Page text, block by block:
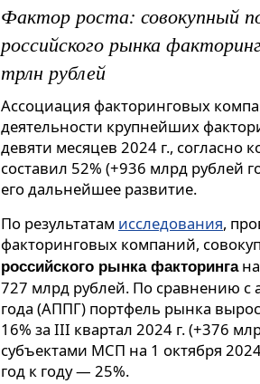
Фактор роста: совокупный
российского рынка
трлн рублей
Ассоциация факторинговых
деятельности крупнейших
девяти месяцев 2024 г., согласно
составил 52% (+936 млрд рублей
его дальнейшее развитие.
По результатам исследования,
факторинговых компаний,
российского рынка факторингана
727 млрд рублей. По сравнению
года (АППГ) портфель рынка
16% за III квартал 2024 г. (+376
субъектами МСП на 1 октября
год к году — 25%.